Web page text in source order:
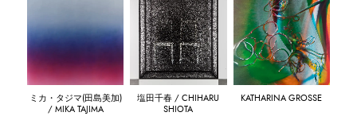
ミカ・タジマ(田島美加)
/ MIKA TAJIMA
塩田千春 / CHIHARU
SHIOTA
KATHARINA GROSSE